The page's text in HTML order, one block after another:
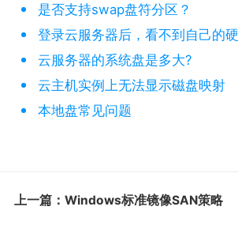
是否支持swap盘符分区？
登录云服务器后，看不到自己的
云服务器的系统盘是多大?
云主机实例上无法显示磁盘映射
本地盘常见问题
上一篇：Windows标准镜像SAN策略